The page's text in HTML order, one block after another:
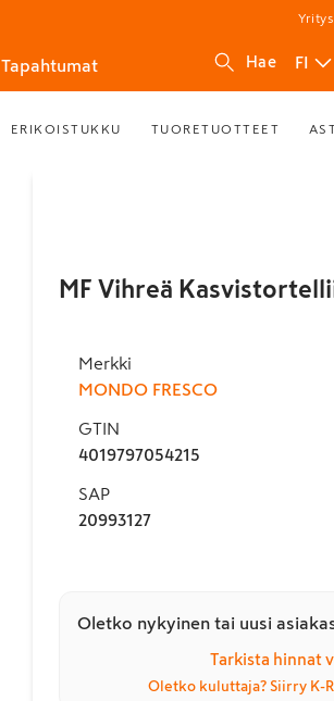
Yritys
Tapahtumat Hae FI
ERIKOISTUKKU TUORETUOTTEET
MF Vihreä
Merkki
MONDO FRESCO
GTIN
4019797054215
SAP
20993127
Oletko nykyinen tai uusi
Tarkista hinnat
Oletko kuluttaja? Siirry K-